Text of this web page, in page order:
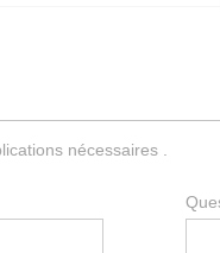
nécessaires .